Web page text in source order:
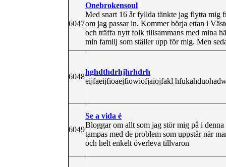
6047
Onebrokensoul
Med snart 16 år fyllda tänkte jag flytta mig
om jag passar in. Kommer börja ettan i
och träffa nytt folk tillsammans med mina
min familj som ställer upp för mig. Men
6048
hghdthdrhjhrhdrh
eijfaeijfioaejfiowiofjaiojfakl
6049
Se a vida é
Bloggar om allt som jag stör mig på i
tampas med de problem som uppstår när
och helt enkelt överleva tillvaron